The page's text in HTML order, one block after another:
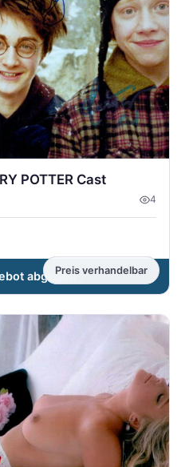
Preis verhandelbar
POTTER Cast
4
abgeben